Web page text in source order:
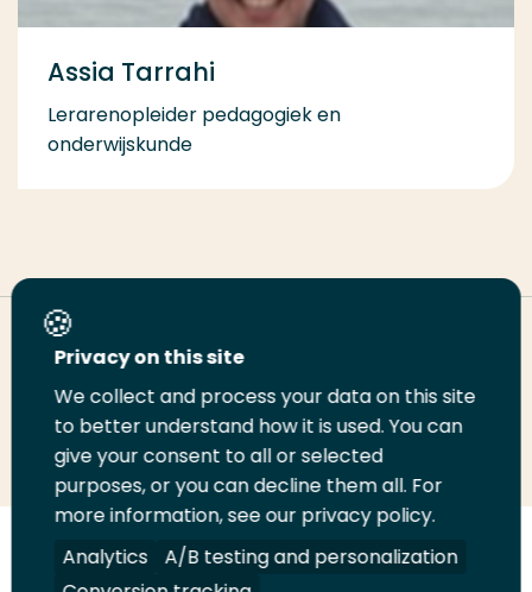
Assia Tarrahi
Lerarenopleider pedagogiek en
onderwijskunde
Deel deze pagina
Deel
LinkedIn
Deel
op
Twitter
Deel
op
Facebook
Email
deze
pagina
Print
deze
pagina
VolgVolgVolgVolg
Privacy on this site
We collect and process your data on this site
to better understand how it is used. You can
give your consent to all or selected
purposes, or you can decline them all. For
more information, see our privacy policy.
Analytics
A/B testing and personalization